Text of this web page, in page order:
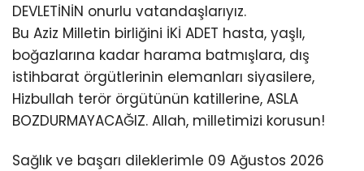
DEVLETİNİN onurlu vatandaşlarıyız.
Bu Aziz Milletin birliğini İKİ ADET hasta, yaşlı,
boğazlarına kadar harama batmışlara, dış
istihbarat örgütlerinin elemanları siyasilere,
Hizbullah terör örgütünün katillerine, ASLA
BOZDURMAYACAĞIZ. Allah, milletimizi korusun!
Sağlık ve başarı dileklerimle 09 Ağustos 2026